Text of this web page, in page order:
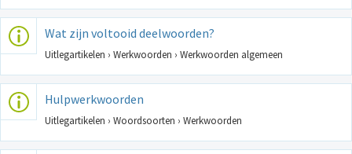
Wat zijn voltooid deelwoorden?
Uitlegartikelen › Werkwoorden › Werkwoorden algemeen
Hulpwerkwoorden
Uitlegartikelen › Woordsoorten › Werkwoorden